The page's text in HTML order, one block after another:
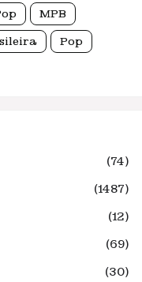
MPB
Pop
(74)
(1487)
(12)
(69)
(30)